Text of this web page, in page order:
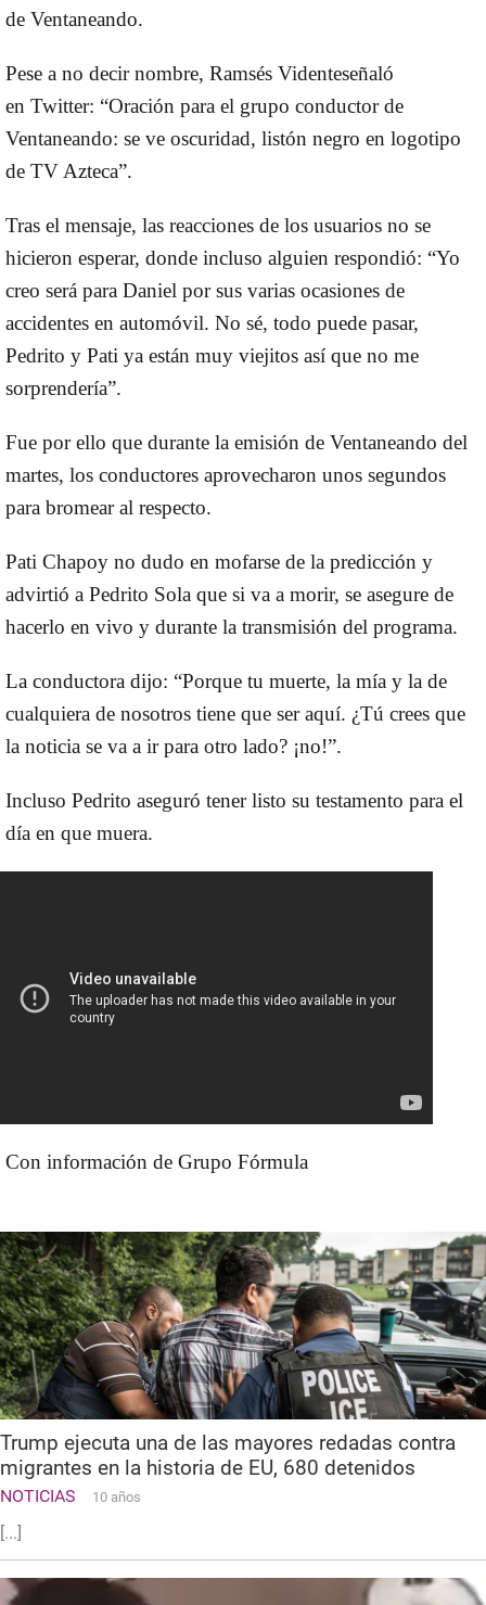
de Ventaneando.
Pese a no decir nombre, Ramsés Videnteseñaló
en Twitter: “Oración para el grupo conductor de
Ventaneando: se ve oscuridad, listón negro en logotipo
de TV Azteca”.
Tras el mensaje, las reacciones de los usuarios no se
hicieron esperar, donde incluso alguien respondió: “Yo
creo será para Daniel por sus varias ocasiones de
accidentes en automóvil. No sé, todo puede pasar,
Pedrito y Pati ya están muy viejitos así que no me
sorprendería”.
Fue por ello que durante la emisión de Ventaneando del
martes, los conductores aprovecharon unos segundos
para bromear al respecto.
Pati Chapoy no dudo en mofarse de la predicción y
advirtió a Pedrito Sola que si va a morir, se asegure de
hacerlo en vivo y durante la transmisión del programa.
La conductora dijo: “Porque tu muerte, la mía y la de
cualquiera de nosotros tiene que ser aquí. ¿Tú crees que
la noticia se va a ir para otro lado? ¡no!”.
Incluso Pedrito aseguró tener listo su testamento para el
día en que muera.
Con información de Grupo Fórmula
Trump ejecuta una de las mayores redadas contra
migrantes en la historia de EU, 680 detenidos
NOTICIAS 10 años
[...]